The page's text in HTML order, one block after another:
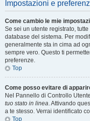
Impostazioni e
Come cambio le mie
Se sei un utente registrato,
database del sistema. Per
generalmente sta in cima ad
sempre vero. Questo ti
preferenze.
Top
Come posso evitare di
Nel Pannello di Controllo
tuo stato in linea. Attivando
a te stesso. Verrai identificato
Top